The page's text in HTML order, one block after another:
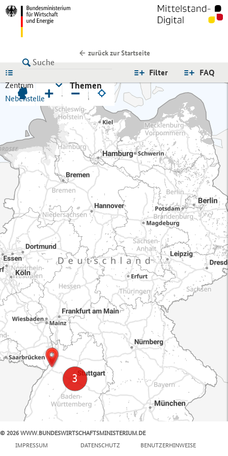
zurück zur Startseite
FAQ
Filter
Zentrum
Nebenstelle
Themen
+ −
© 2026 WWW.BUNDESWIRTSCHAFTSMINISTERIUM.DE
IMPRESSUM
DATENSCHUTZ BENUTZERHINWEISE